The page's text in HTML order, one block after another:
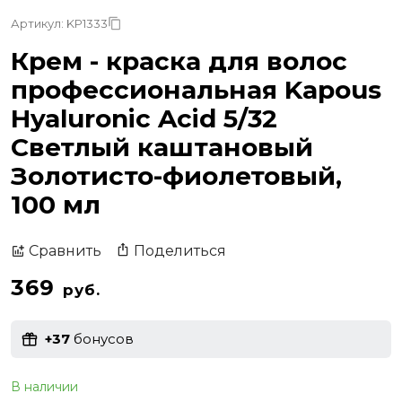
Артикул: KP1333
Крем - краска для волос
профессиональная Kapous
Hyaluronic Acid 5/32
Светлый каштановый
Золотисто-фиолетовый,
100 мл
Сравнить Поделиться
369 руб.
+37 бонусов
В наличии